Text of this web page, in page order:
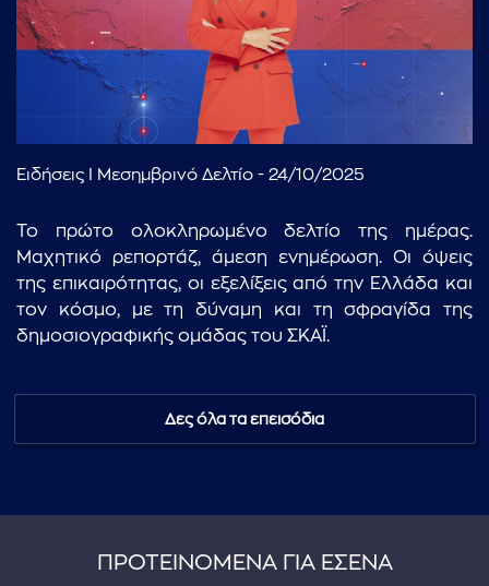
Ειδήσεις I Μεσημβρινό Δελτίο - 24/10/2025
Το πρώτο ολοκληρωμένο δελτίο της ημέρας.
Μαχητικό ρεπορτάζ, άμεση ενημέρωση. Οι όψεις
της επικαιρότητας, οι εξελίξεις από την Ελλάδα και
τον κόσμο, με τη δύναμη και τη σφραγίδα της
δημοσιογραφικής ομάδας του ΣΚΑΪ.
Δες όλα τα επεισόδια
ΠΡΟΤΕΙΝΟΜΕΝΑ ΓΙΑ ΕΣΕΝΑ